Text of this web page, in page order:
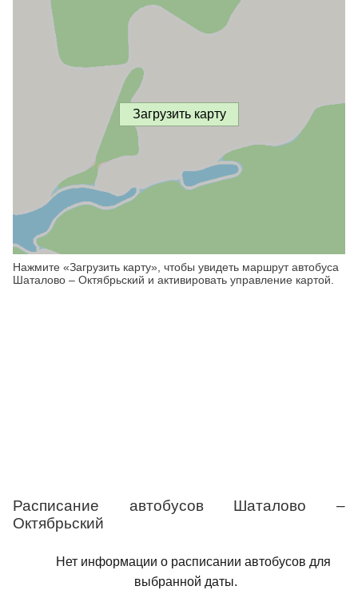
Загрузить карту
Нажмите «Загрузить карту», чтобы увидеть маршрут автобуса
Шаталово – Октябрьский и активировать управление картой.
Расписание автобусов Шаталово –
Октябрьский
Нет информации о расписании автобусов для
выбранной даты.